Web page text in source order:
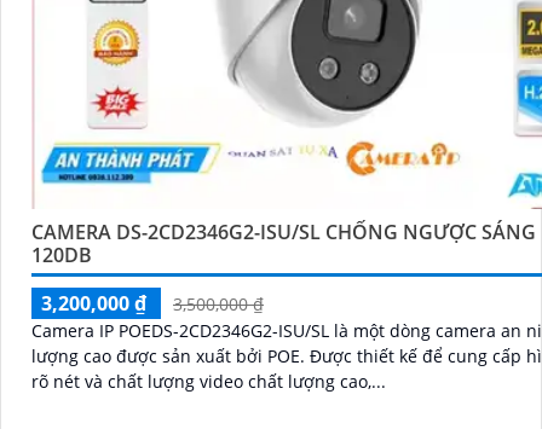
CAMERA DS-2CD2346G2-ISU/SL CHỐNG NGƯỢC SÁNG
120DB
3,200,000 ₫
3,500,000 ₫
Camera IP POEDS-2CD2346G2-ISU/SL là một dòng camera an
lượng cao được sản xuất bởi POE. Được thiết kế để cung cấp hình ảnh
rõ nét và chất lượng video chất lượng cao,...